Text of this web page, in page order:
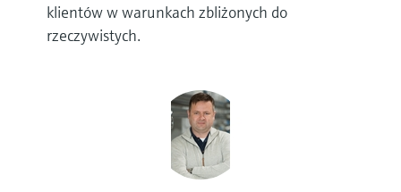
klientów w warunkach zbliżonych do
rzeczywistych.